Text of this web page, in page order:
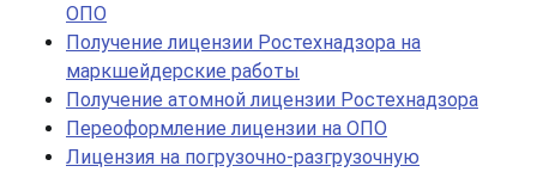
ОПО
Получение лицензии Ростехнадзора на
маркшейдерские работы
Получение атомной лицензии Ростехнадзора
Переоформление лицензии на ОПО
Лицензия на погрузочно-разгрузочную